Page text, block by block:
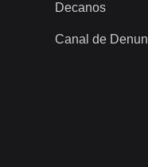
Decanos
Canal de